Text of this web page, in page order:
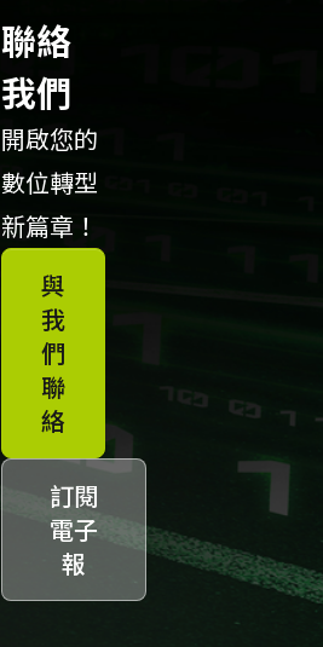
聯絡
我們
開啟您的
數位轉型
新篇章！
與
我
們
聯
絡
訂閱
電子
報